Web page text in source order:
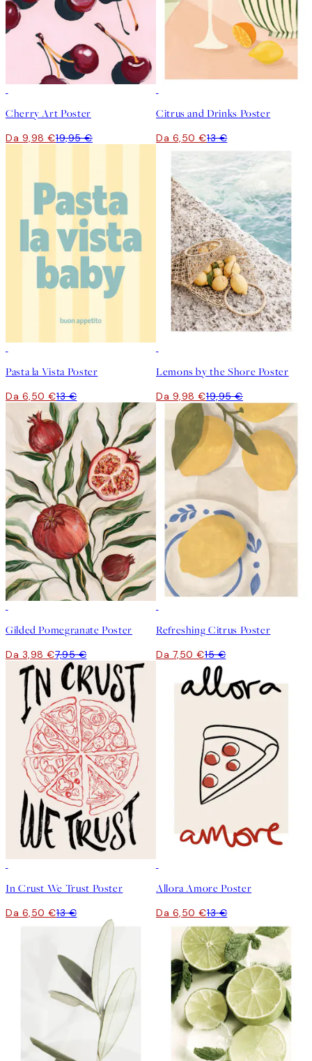
Cherry Art Poster
Da 9,98 €19,95 €
Citrus and Drinks Poster
Da 6,50 €13 €
Pasta la Vista Poster
Da 6,50 €13 €
Lemons by the Shore Poster
Da 9,98 €19,95 €
Gilded Pomegranate Poster
Da 3,98 €7,95 €
Refreshing Citrus Poster
Da 7,50 €15 €
In Crust We Trust Poster
Da 6,50 €13 €
Allora Amore Poster
Da 6,50 €13 €